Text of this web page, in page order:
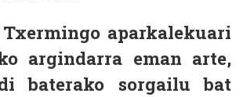
aparkalekuari
argindarra eman arte,
baterako sorgailu bat